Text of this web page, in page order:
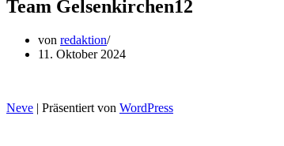
Team Gelsenkirchen12
von redaktion
11. Oktober 2024
Neve | Präsentiert von WordPress